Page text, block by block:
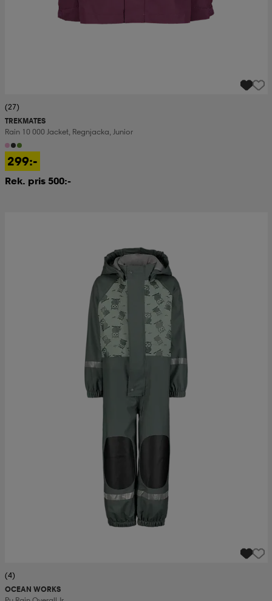
(27)
TREKMATES
Rain 10 000 Jacket, Regnjacka, Junior
299:-
Rek. pris 500:-
(4)
OCEAN WORKS